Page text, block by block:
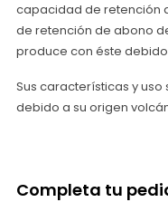
capacidad de retención
de retención de abono
produce con éste
Sus características y
debido a su origen
Completa tu